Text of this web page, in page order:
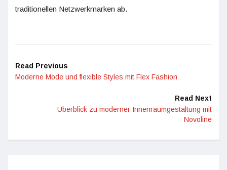
traditionellen Netzwerkmarken ab.
Read Previous
Moderne Mode und flexible Styles mit Flex Fashion
Read Next
Überblick zu moderner Innenraumgestaltung mit
Novoline